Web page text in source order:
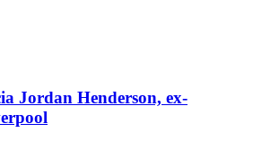
Jordan Henderson, ex-